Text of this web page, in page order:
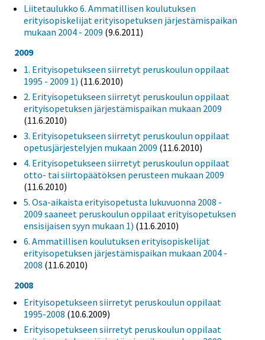
Liitetaulukko 6. Ammatillisen koulutuksen
erityisopiskelijat erityisopetuksen järjestämispaikan
mukaan 2004 - 2009 (9.6.2011)
2009
1. Erityisopetukseen siirretyt peruskoulun oppilaat
1995 - 2009 1) (11.6.2010)
2. Erityisopetukseen siirretyt peruskoulun oppilaat
erityisopetuksen järjestämispaikan mukaan 2009
(11.6.2010)
3. Erityisopetukseen siirretyt peruskoulun oppilaat
opetusjärjestelyjen mukaan 2009 (11.6.2010)
4. Erityisopetukseen siirretyt peruskoulun oppilaat
otto- tai siirtopäätöksen perusteen mukaan 2009
(11.6.2010)
5. Osa-aikaista erityisopetusta lukuvuonna 2008 -
2009 saaneet peruskoulun oppilaat erityisopetuksen
ensisijaisen syyn mukaan 1) (11.6.2010)
6. Ammatillisen koulutuksen erityisopiskelijat
erityisopetuksen järjestämispaikan mukaan 2004 -
2008 (11.6.2010)
2008
Erityisopetukseen siirretyt peruskoulun oppilaat
1995-2008 (10.6.2009)
Erityisopetukseen siirretyt peruskoulun oppilaat